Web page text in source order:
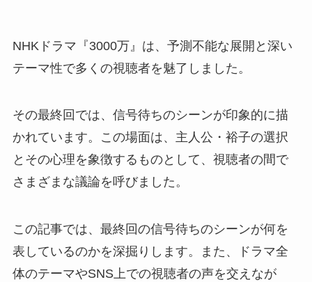
NHKドラマ『3000万』は、予測不能な展開と深い
テーマ性で多くの視聴者を魅了しました。
その最終回では、信号待ちのシーンが印象的に描
かれています。
この場面は、主人公・裕子の選択
とその心理を象徴するものとして、視聴者の間で
さまざまな議論を呼びました。
この記事では、最終回の信号待ちのシーンが何を
表しているのかを深掘りします。
また、ドラマ全
体のテーマやSNS上での視聴者の声を交えなが